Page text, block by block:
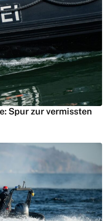
Spur zur vermissten